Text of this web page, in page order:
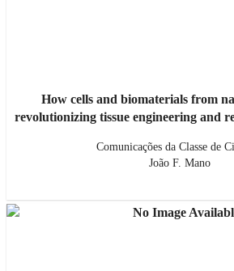
How cells and biomaterials from
revolutionizing tissue engineering and
Comunicações da Classe de
João F. Mano